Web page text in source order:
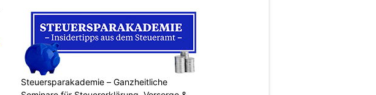
Steuersparakademie – Ganzheitliche